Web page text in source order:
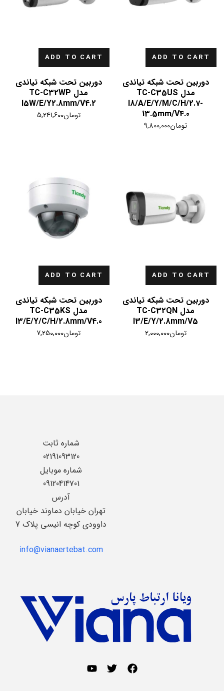
ADD TO CART
دوربین تحت شبکه تیاندی
مدل TC-C35US
I8/A/E/Y/M/C/H/2.7-
13.5mm/V4.0
تومان9,800,000
ADD TO CART
دوربین تحت شبکه تیاندی
مدل TC-C32WP
I5W/E/Y2.8mm/V4.2
تومان5,241,600
ADD TO CART
دوربین تحت شبکه تیاندی
مدل TC-C32QN
I3/E/Y/2.8mm/V5
تومان2,000,000
ADD TO CART
دوربین تحت شبکه تیاندی
مدل TC-C35KS
I3/E/Y/C/H/2.8mm/V4.0
تومان7,250,000
شماره ثابت
02191093120
شماره موبایل
09120414701
آدرس
تهران خیابان دماوند خیابان
داوودی کوچه انیسی پلاک 7
info@vianaertebat.com